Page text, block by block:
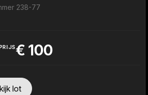
238-77
€ 100
lot